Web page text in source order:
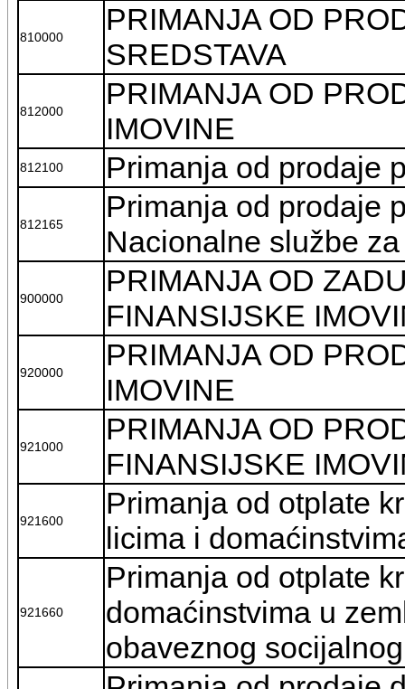
810000
PRIMANJA OD
SREDSTAVA
812000
PRIMANJA OD
IMOVINE
812100 Primanja od prodaje
812165
Primanja od prodaje
Nacionalne službe
900000
PRIMANJA OD
FINANSIJSKE
920000
PRIMANJA OD
IMOVINE
921000
PRIMANJA OD
FINANSIJSKE
921600
Primanja od otplate
licima i
921660
Primanja od otplate
domaćinstvima u
obaveznog